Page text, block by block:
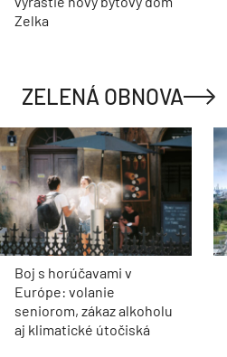
Zelka
ZELENÁ OBNOVA
Boj s horúčavami v
Európe: volanie
seniorom, zákaz alkoholu
aj klimatické útočiská